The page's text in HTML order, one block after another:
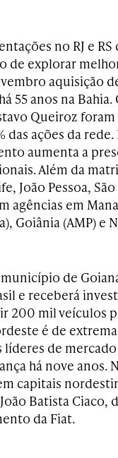
no RJ e
de explorar
aquisição
55 anos na
Queiroz
ações da
aumenta a
Além da
João Pessoa,
agências em
Goiânia (AMP) e
de
e receberá
200 mil veículos
é de
líderes de
há nove anos.
capitais
Batista
da Fiat.